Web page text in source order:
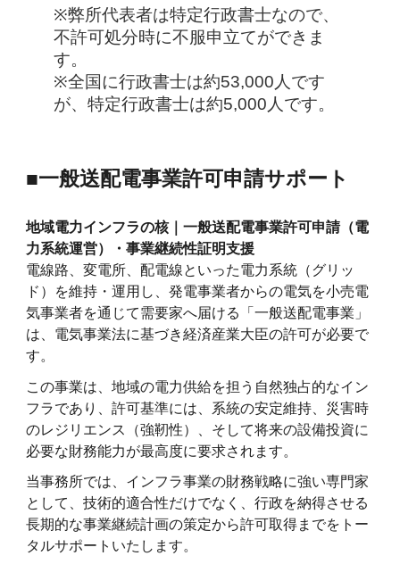
※弊所代表者は特定行政書士なので、
不許可処分時に不服申立てができま
す。
※全国に行政書士は約53,000人です
が、特定行政書士は約5,000人です。
■一般送配電事業許可申請サポート
地域電力インフラの核｜一般送配電事業許可申請（電
力系統運営）・事業継続性証明支援
電線路、変電所、配電線といった電力系統（グリッ
ド）を維持・運用し、発電事業者からの電気を小売電
気事業者を通じて需要家へ届ける「一般送配電事業」
は、電気事業法に基づき経済産業大臣の許可が必要で
す。
この事業は、地域の電力供給を担う自然独占的なイン
フラであり、許可基準には、系統の安定維持、災害時
のレジリエンス（強靭性）、そして将来の設備投資に
必要な財務能力が最高度に要求されます。
当事務所では、インフラ事業の財務戦略に強い専門家
として、技術的適合性だけでなく、行政を納得させる
長期的な事業継続計画の策定から許可取得までをトー
タルサポートいたします。